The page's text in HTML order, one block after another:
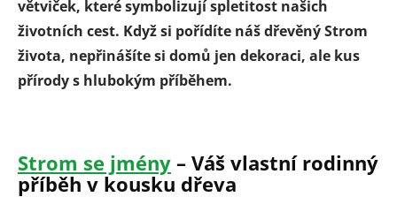
větviček, které symbolizují spletitost našich
životních cest. Když si pořídíte náš dřevěný Strom
života, nepřinášíte si domů jen dekoraci, ale kus
přírody s hlubokým příběhem.
Strom se jmény – Váš vlastní rodinný
příběh v kousku dřeva